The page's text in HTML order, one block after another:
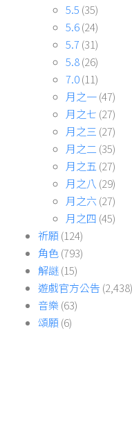
5.5 (35)
5.6(24)
5.7 (31)
5.8(26)
7.0(11)
月之一(47)
月之七 (27)
月之三 (27)
月之二 (35)
月之五 (27)
月之八 (29)
月之六 (27)
月之四 (45)
祈願(124)
角色(793)
解謎(15)
遊戲官方公告 (2,438)
音樂 (63)
頌願(6)